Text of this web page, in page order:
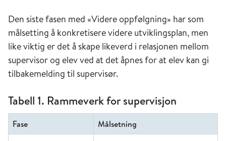
Den siste fasen med «Videre oppfølgning» har som
målsetting å konkretisere videre utviklingsplan, men
like viktig er det å skape likeverd i relasjonen mellom
supervisor og elev ved at det åpnes for at elev kan gi
tilbakemelding til supervisør.
Tabell 1. Rammeverk for supervisjon
Fase
Målsetning